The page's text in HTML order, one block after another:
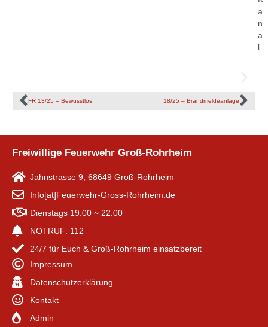
a
n
a
l
.
FR 13/25 – Bewusstlos 18/25 – Brandmeldeanlage
Freiwillige Feuerwehr Groß-Rohrheim
Jahnstrasse 9, 68649 Groß-Rohrheim
Info[at]Feuerwehr-Gross-Rohrheim.de
Dienstags 19:00 ~ 22:00
NOTRUF: 112
24/7 für Euch & Groß-Rohrheim einsatzbereit
Impressum
Datenschutzerklärung
Kontakt
Admin